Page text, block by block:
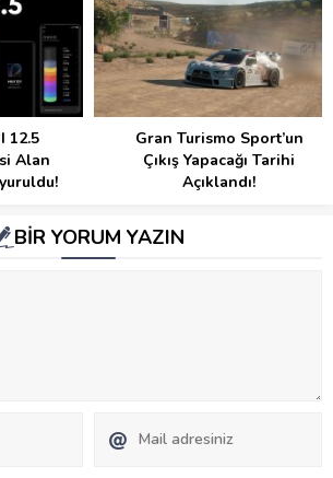
12.5
Alan
Gran Turismo Sport’un
Çıkış Yapacağı Tarihi
Açıklandı!
BİR YORUM YAZIN